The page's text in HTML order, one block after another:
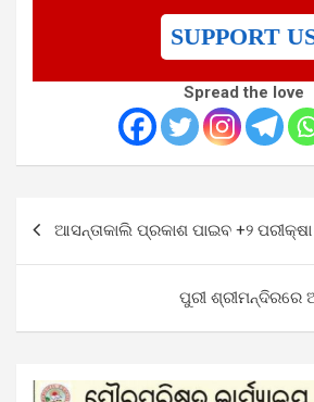
SUPPORT
Spread the love
navigation
ଆସନ୍ତାକାଲି ପ୍ରକାଶ ପାଇବ +୨
ପୁରୀ ଶ୍ରୀମନ୍ଦିରରେ